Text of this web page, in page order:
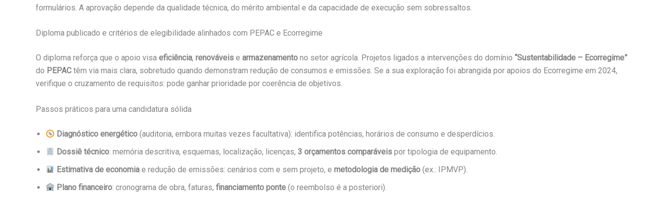
formulários. A aprovação depende da qualidade técnica, do mérito ambiental e da capacidade de execução sem sobressaltos.
Diploma publicado e critérios de elegibilidade alinhados com PEPAC e Ecorregime
O diploma reforça que o apoio visa eficiência, renováveis e armazenamento no setor agrícola. Projetos ligados a intervenções do domínio “Sustentabilidade – Ecorregime”
do PEPAC têm via mais clara, sobretudo quando demonstram redução de consumos e emissões. Se a sua exploração foi abrangida por apoios do Ecorregime em 2024,
verifique o cruzamento de requisitos: pode ganhar prioridade por coerência de objetivos.
Passos práticos para uma candidatura sólida
Diagnóstico energético (auditoria, embora muitas vezes facultativa): identifica potências, horários de consumo e desperdícios.
Dossiê técnico: memória descritiva, esquemas, localização, licenças,3 orçamentos comparáveis por tipologia de equipamento.
Estimativa de economia e redução de emissões: cenários com e sem projeto, emetodologia de medição (ex.: IPMVP).
Plano financeiro: cronograma de obra, faturas,financiamento ponte (o reembolso é a posteriori).